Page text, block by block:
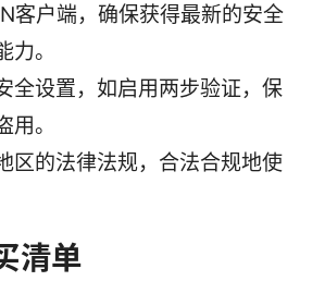
客户端，确保获得最新的安全
。
全设置，如启用两步验证，保
。
区的法律法规，合法合规地使
清单